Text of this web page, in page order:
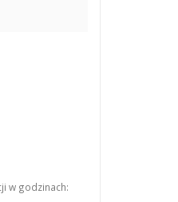
w godzinach: